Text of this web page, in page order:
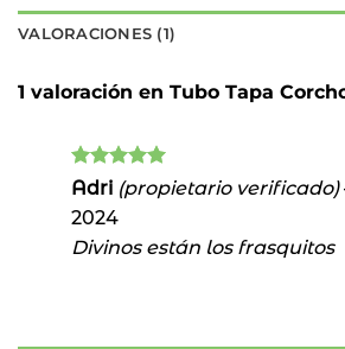
VALORACIONES (1)
1 valoración en Tubo Tapa
Valorado
de 5
Adri (propietario verificado)
2024
Divinos están los frasquitos